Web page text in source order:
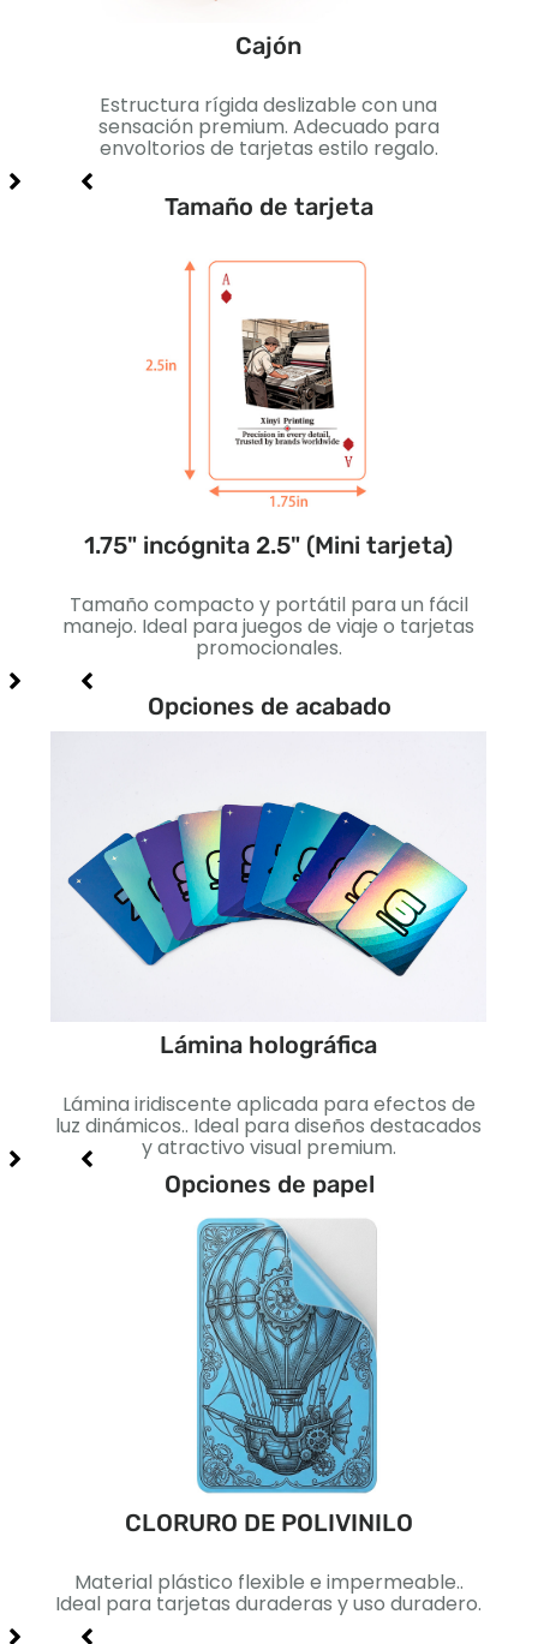
Cajón
Estructura rígida deslizable con una
sensación premium. Adecuado para
envoltorios de tarjetas estilo regalo.
Tamaño de tarjeta
1.75" incógnita 2.5" (Mini tarjeta)
Tamaño compacto y portátil para un fácil
manejo. Ideal para juegos de viaje o tarjetas
promocionales.
Opciones de acabado
Lámina holográfica
Lámina iridiscente aplicada para efectos de
luz dinámicos.. Ideal para diseños destacados
y atractivo visual premium.
Opciones de papel
CLORURO DE POLIVINILO
Material plástico flexible e impermeable..
Ideal para tarjetas duraderas y uso duradero.